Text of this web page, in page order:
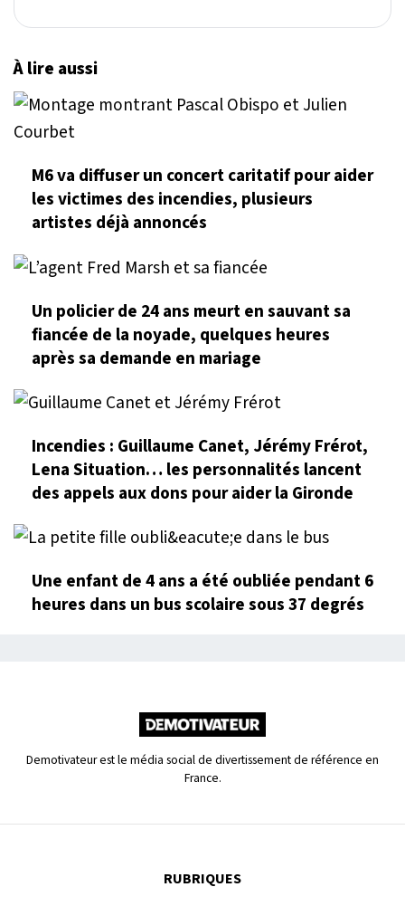
À lire aussi
M6 va diffuser un concert caritatif pour aider
les victimes des incendies, plusieurs
artistes déjà annoncés
Un policier de 24 ans meurt en sauvant sa
fiancée de la noyade, quelques heures
après sa demande en mariage
Incendies : Guillaume Canet, Jérémy Frérot,
Lena Situation… les personnalités lancent
des appels aux dons pour aider la Gironde
Une enfant de 4 ans a été oubliée pendant 6
heures dans un bus scolaire sous 37 degrés
Demotivateur est le média social de divertissement de référence en
France.
RUBRIQUES